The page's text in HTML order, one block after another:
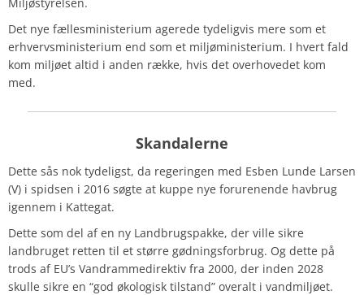
Det nye fællesministerium agerede tydeligvis mere som et
erhvervsministerium end som et miljøministerium. I hvert fald
kom miljøet altid i anden række, hvis det overhovedet kom
med.
Skandalerne
Dette sås nok tydeligst, da regeringen med Esben Lunde Larsen
(V) i spidsen i 2016 søgte at kuppe nye forurenende havbrug
igennem i Kattegat.
Dette som del af en ny Landbrugspakke, der ville sikre
landbruget retten til et større gødningsforbrug. Og dette på
trods af EU’s Vandrammedirektiv fra 2000, der inden 2028
skulle sikre en “god økologisk tilstand” overalt i vandmiljøet.